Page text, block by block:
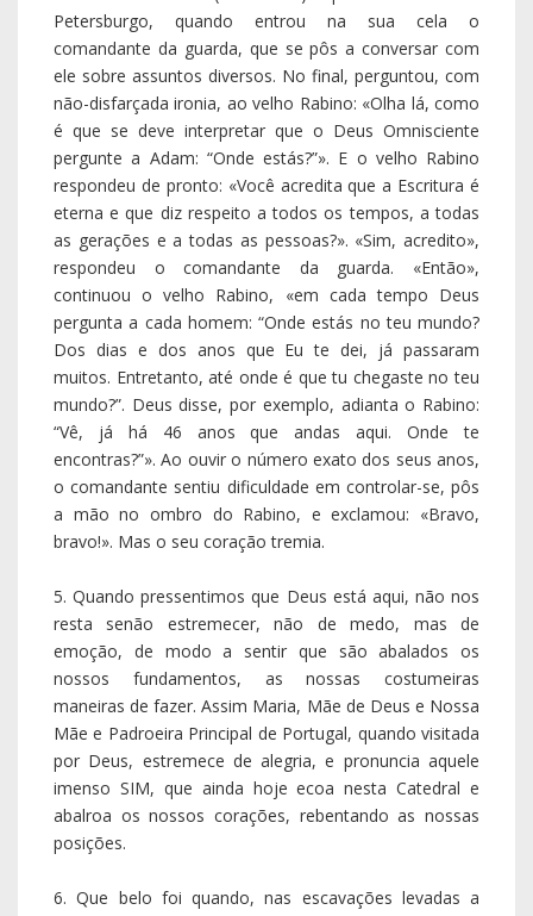
muitos. Entretanto, até onde é que tu chegaste no teu
mundo?”. Deus disse, por exemplo, adianta o Rabino:
“Vê, já há 46 anos que andas aqui. Onde te
encontras?”». Ao ouvir o número exato dos seus anos,
o comandante sentiu dificuldade em controlar-se, pôs
a mão no ombro do Rabino, e exclamou: «Bravo,
bravo!». Mas o seu coração tremia.
5. Quando pressentimos que Deus está aqui, não nos
resta senão estremecer, não de medo, mas de
emoção, de modo a sentir que são abalados os
nossos fundamentos, as nossas costumeiras
maneiras de fazer. Assim Maria, Mãe de Deus e Nossa
Mãe e Padroeira Principal de Portugal, quando visitada
por Deus, estremece de alegria, e pronuncia aquele
imenso SIM, que ainda hoje ecoa nesta Catedral e
abalroa os nossos corações, rebentando as nossas
posições.
6. Que belo foi quando, nas escavações levadas a
construção da atual Basílica da Anunciação, em
Nazaré, inaugurada em 25 de março de 1969, se
descobriram os majestosos pilares de uma velha
Catedral, datada de 1099, bem como o pavimento em
mosaico de uma bela igreja bizantina, que pode ser
datada do ano 450. Mas mais belo ainda é descer mais
fundo ainda, até às entranhas da atual Basílica, e
aceder à Gruta da Anunciação, sob cujo altar se lê a
inscrição Verbum caro hic factum est [«Aqui o Verbo se
fez carne»], e a outros lugares de culto antigos, talvez
MAPIA, abreviação de Chaîre Maria, a primeira Ave-